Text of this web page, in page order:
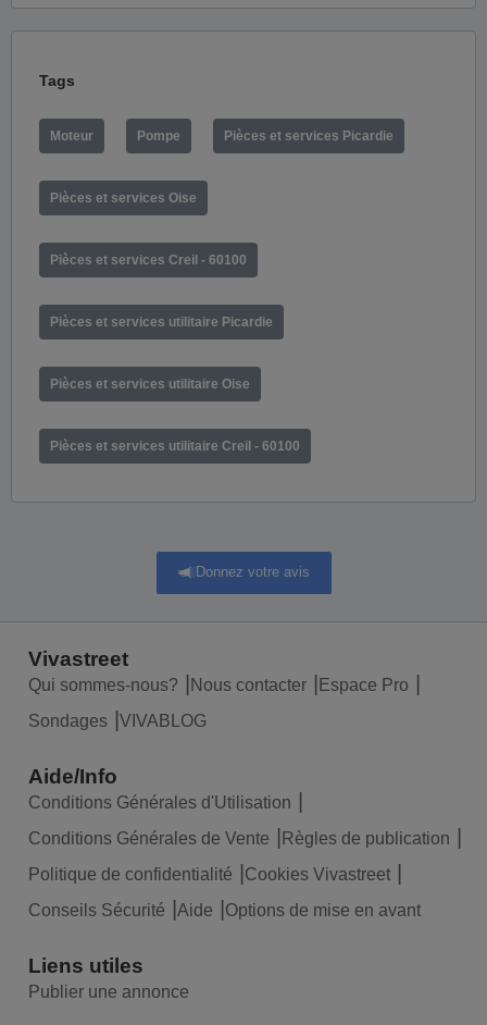
Tags
Moteur Pompe Pièces et services Picardie
Pièces et services Oise
Pièces et services Creil - 60100
Pièces et services utilitaire Picardie
Pièces et services utilitaire Oise
Pièces et services utilitaire Creil - 60100
Donnez votre avis
Vivastreet
Qui sommes-nous? Nous contacter
Espace Pro
Sondages
VIVABLOG
Aide/Info
Conditions Générales d'Utilisation
Conditions Générales de Vente
Règles de publication
Politique de confidentialité
Cookies Vivastreet
Conseils Sécurité
Aide Options de mise en avant
Liens utiles
Publier une annonce